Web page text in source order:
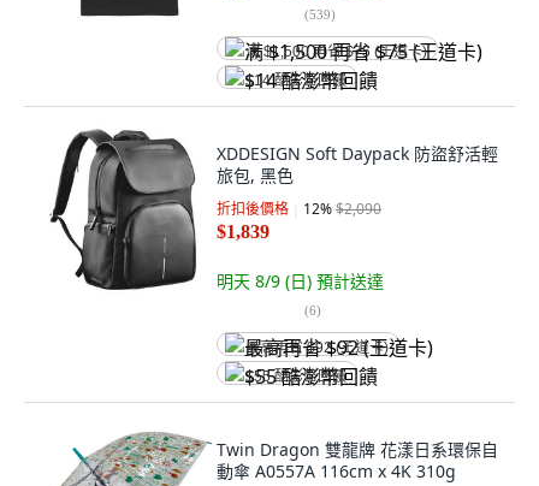
(539)
满 $1,500 再省 $75 (王道卡)
$14 酷澎幣回饋
XDDESIGN Soft Daypack 防盜舒活輕
旅包, 黑色
折扣後價格 12%$2,090
$1,839
明天 8/9 (日) 預計送達
(6)
最高再省 $92 (王道卡)
$55 酷澎幣回饋
Twin Dragon 雙龍牌 花漾日系環保自
動傘 A0557A 116cm x 4K 310g